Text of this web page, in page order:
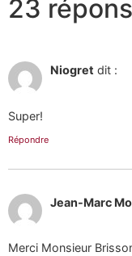
23
Niogret dit :
Super!
Répondre
Jean-Marc
Merci Monsieur